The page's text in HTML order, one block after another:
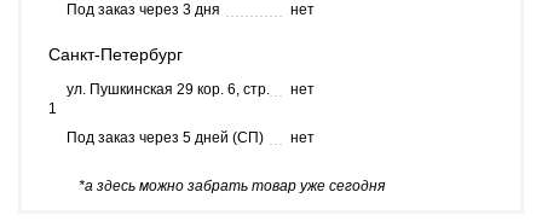
Под заказ через 3 дня
нет
Санкт-Петербург
ул. Пушкинская 29 кор. 6, стр.
1
нет
Под заказ через 5 дней (СП) нет
*а здесь можно забрать товар уже сегодня